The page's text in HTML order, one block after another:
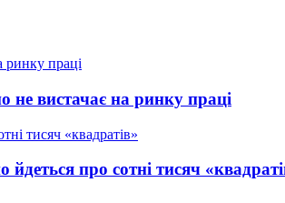
не вистачає на ринку праці
про сотні тисяч